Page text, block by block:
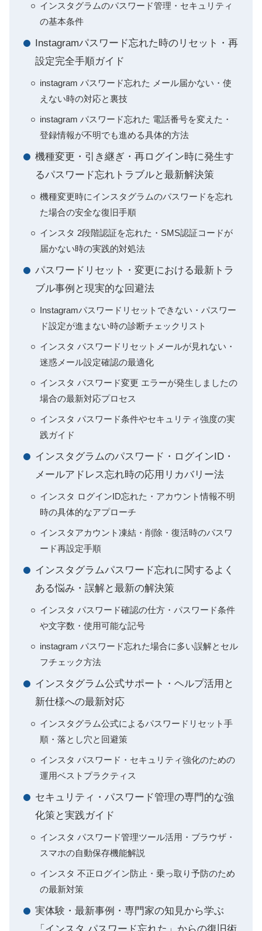
インスタグラムのパスワード管理・セキュリティ
の基本条件
Instagramパスワード忘れた時のリセット・再
設定完全手順ガイド
instagram パスワード忘れた メール届かない・使
えない時の対応と裏技
instagram パスワード忘れた 電話番号を変えた・
登録情報が不明でも進める具体的方法
機種変更・引き継ぎ・再ログイン時に発生す
るパスワード忘れトラブルと最新解決策
機種変更時にインスタグラムのパスワードを忘れ
た場合の安全な復旧手順
インスタ 2段階認証を忘れた・SMS認証コードが
届かない時の実践的対処法
パスワードリセット・変更における最新トラ
ブル事例と現実的な回避法
Instagramパスワードリセットできない・パスワー
ド設定が進まない時の診断チェックリスト
インスタ パスワードリセットメールが見れない・
迷惑メール設定確認の最適化
インスタ パスワード変更 エラーが発生しましたの
場合の最新対応プロセス
インスタ パスワード条件やセキュリティ強度の実
践ガイド
インスタグラムのパスワード・ログインID・
メールアドレス忘れ時の応用リカバリー法
インスタ ログインID忘れた・アカウント情報不明
時の具体的なアプローチ
インスタアカウント凍結・削除・復活時のパスワ
ード再設定手順
インスタグラムパスワード忘れに関するよく
ある悩み・誤解と最新の解決策
インスタ パスワード確認の仕方・パスワード条件
や文字数・使用可能な記号
instagram パスワード忘れた場合に多い誤解とセル
フチェック方法
インスタグラム公式サポート・ヘルプ活用と
新仕様への最新対応
インスタグラム公式によるパスワードリセット手
順・落とし穴と回避策
インスタ パスワード・セキュリティ強化のための
運用ベストプラクティス
セキュリティ・パスワード管理の専門的な強
化策と実践ガイド
インスタ パスワード管理ツール活用・ブラウザ・
スマホの自動保存機能解説
インスタ 不正ログイン防止・乗っ取り予防のため
の最新対策
実体験・最新事例・専門家の知見から学ぶ